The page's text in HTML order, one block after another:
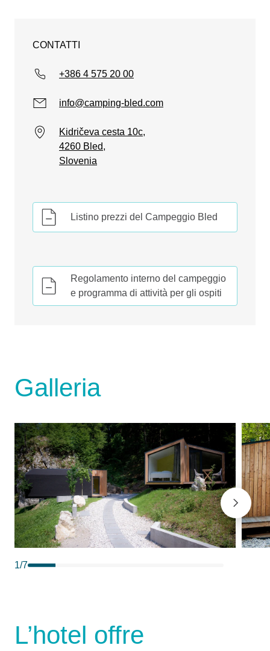
CONTATTI
+386 4 575 20 00
info@camping-bled.com
Kidričeva cesta 10c,
4260 Bled,
Slovenia
Listino prezzi del Campeggio Bled
Regolamento interno del campeggio
e programma di attività per gli ospiti
Galleria
1/7
L’hotel offre